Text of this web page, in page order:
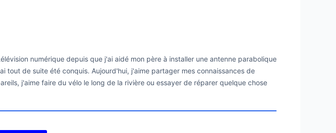
numérique depuis que j'ai aidé mon père à installer une antenne parabolique
tout de suite été conquis. Aujourd'hui, j'aime partager mes connaissances de
j'aime faire du vélo le long de la rivière ou essayer de réparer quelque chose